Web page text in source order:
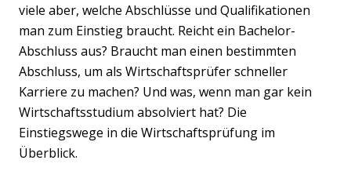
viele aber, welche Abschlüsse und Qualifikationen
man zum Einstieg braucht. Reicht ein Bachelor-
Abschluss aus? Braucht man einen bestimmten
Abschluss, um als Wirtschaftsprüfer schneller
Karriere zu machen? Und was, wenn man gar kein
Wirtschaftsstudium absolviert hat? Die
Einstiegswege in die Wirtschaftsprüfung im
Überblick.